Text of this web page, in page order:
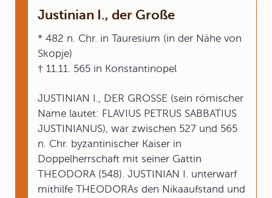
Justinian I., der Große
* 482 n. Chr. in Tauresium (in der Nähe von
Skopje)
† 11.11. 565 in Konstantinopel
JUSTINIAN I., DER GROSSE (sein römischer
Name lautet: FLAVIUS PETRUS SABBATIUS
JUSTINIANUS), war zwischen 527 und 565
n. Chr. byzantinischer Kaiser in
Doppelherrschaft mit seiner Gattin
THEODORA (548). JUSTINIAN I. unterwarf
mithilfe THEODORAs den Nikaaufstand und